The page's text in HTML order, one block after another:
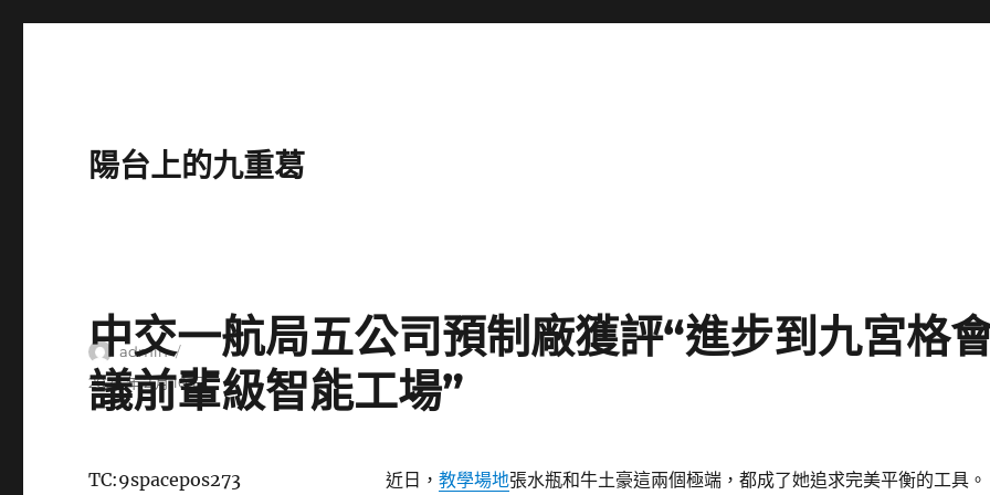
陽台上的九重葛
中交一航局五公司預制廠獲評“進步到九宮格
議前輩級智能工場”
近日， 教學場地張水瓶和牛土豪這兩個極端，都成了她追求完美平衡的工具。
TC:9spacepos273
作
者
admin
發
佈
2026 年 2 月 10 日